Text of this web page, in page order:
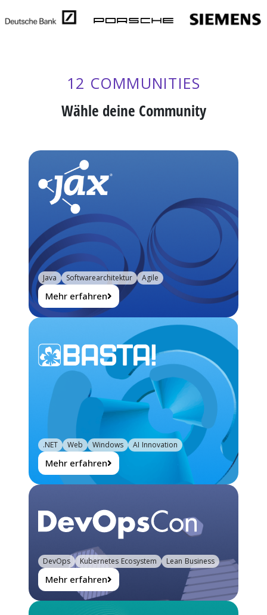
12 COMMUNITIES
Wähle deine Community
Mehr erfahren
Java Softwarearchitektur Agile
Mehr erfahren
.NET Web Windows AI Innovation
Mehr erfahren
DevOps Kubernetes Ecosystem Lean Business